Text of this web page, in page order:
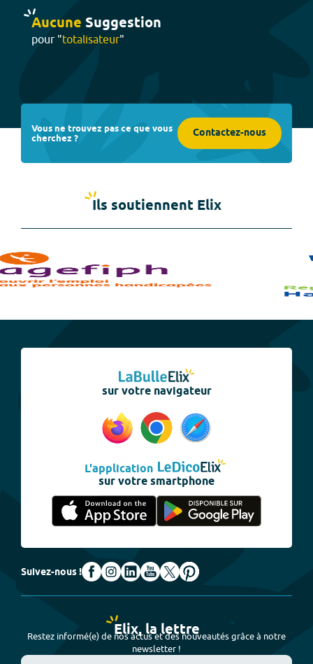
Aucune Suggestion
pour "totalisateur"
Vous ne trouvez pas ce que vous
cherchez ? Contactez-nous
Ils soutiennent Elix
sur votre navigateur
L'application
sur votre smartphone
Suivez-nous !
Elix, la lettre
Restez informé(e) de nos actus et des nouveautés grâce à notre
newsletter !